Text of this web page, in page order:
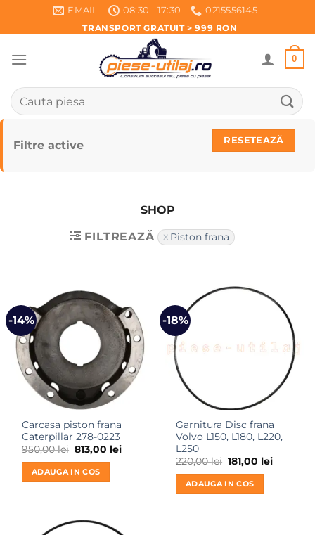
EMAIL 08:30 - 17:30
0215556145
TRANSPORT GRATUIT > 999 RON
0
Caută
după:
Filtre active RESETEAZĂ
SHOP
FILTREAZĂ
Piston frana
-14%
Carcasa piston frana
Caterpillar 278-0223
950,00lei Prețul
inițial
a
fost:
950,00 lei.
813,00 leiPrețul
ADAUGA IN COS
-18%
Garnitura Disc frana
Volvo L150, L180, L220,
L250
220,00lei Prețul
inițial
a
fost:
220,00 lei.
181,00 leiPrețul
ADAUGA IN COS